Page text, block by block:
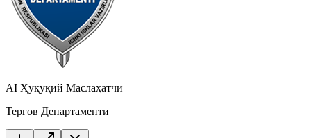
AI Ҳуқуқий Маслаҳатчи
Тергов Департаменти